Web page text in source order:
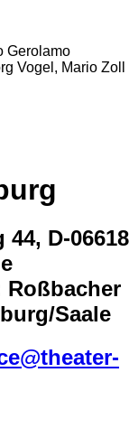
Gerolamo
Vogel, Mario Zoll
D-06618
Saale